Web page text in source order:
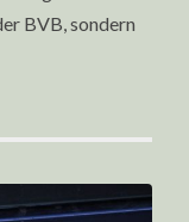
BVB, sondern